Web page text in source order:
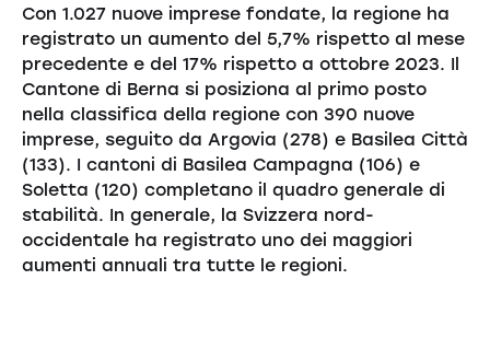
Con 1.027 nuove imprese fondate, la regione ha
registrato un aumento del 5,7% rispetto al mese
precedente e del 17% rispetto a ottobre 2023. Il
Cantone di Berna si posiziona al primo posto
nella classifica della regione con 390 nuove
imprese, seguito da Argovia (278) e Basilea Città
(133). I cantoni di Basilea Campagna (106) e
Soletta (120) completano il quadro generale di
stabilità. In generale, la Svizzera nord-
occidentale ha registrato uno dei maggiori
aumenti annuali tra tutte le regioni.